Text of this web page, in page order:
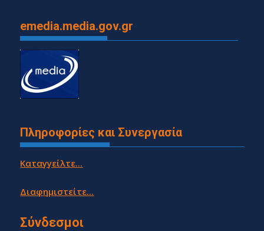
emedia.media.gov.gr
Πληροφορίες και Συνεργασία
Καταγγείλτε...
Διαφημιστείτε...
Σύνδεσμοι